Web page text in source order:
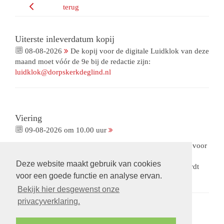
Deze website maakt gebruik van cookies
voor een goede functie en analyse ervan.
Bekijk hier desgewenst onze
privacyverklaring.
terug
Uiterste inleverdatum kopij
08-08-2026
De kopij voor de digitale Luidklok van deze
maand moet vóór de 9e bij de redactie zijn:
luidklok@dorpskerkdeglind.nl
Viering
09-08-2026 om 10.00 uur
Viering met gemeenteleden als voorganger. Met collecte voor
beschikbaar via een besloten omgeving.Op verzoek
wordt
een link gestuurd.